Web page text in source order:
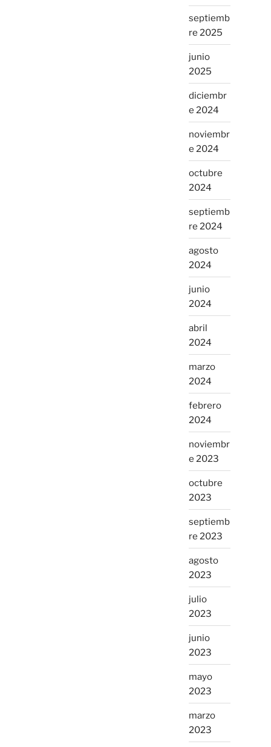
septiemb
re 2025
junio
2025
diciembr
e 2024
noviembr
e 2024
octubre
2024
septiemb
re 2024
agosto
2024
junio
2024
abril
2024
marzo
2024
febrero
2024
noviembr
e 2023
octubre
2023
septiemb
re 2023
agosto
2023
julio
2023
junio
2023
mayo
2023
marzo
2023